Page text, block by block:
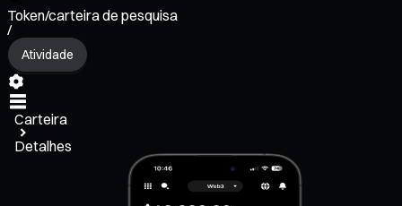
Token/carteira de pesquisa
/
Atividade
Carteira
Detalhes